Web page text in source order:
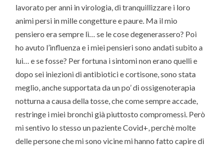
lavorato per anni in virologia, di tranquillizzare i loro
animi persi in mille congetture e paure. Ma il mio
pensiero era sempre lì… se le cose degenerassero? Poi
ho avuto l’influenza e i miei pensieri sono andati subito a
lui… e se fosse? Per fortuna i sintomi non erano quelli e
dopo sei iniezioni di antibiotici e cortisone, sono stata
meglio, anche supportata da un po’ di ossigenoterapia
notturna a causa della tosse, che come sempre accade,
restringe i miei bronchi già piuttosto compromessi. Però
mi sentivo lo stesso un paziente Covid+, perchè molte
delle persone che mi sono vicine mi hanno fatto capire di